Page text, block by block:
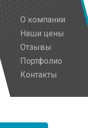
О компании
Наши цены
Отзывы
Портфолио
Контакты